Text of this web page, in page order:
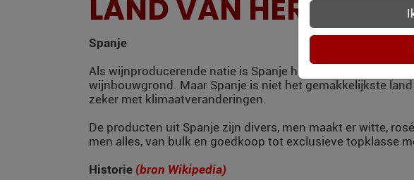
LAND VAN
Spanje
Als wijnproducerende natie is Spanje het derde wijnland
wijnbouwgrond. Maar Spanje is niet het gemakkelijkste
zeker met klimaatveranderingen.
De producten uit Spanje zijn divers, men maakt er witte,
men alles, van bulk en goedkoop tot exclusieve topklasse
Historie (bron Wikipedia)